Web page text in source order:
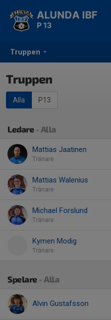
Truppen
ALUNDA IBF
P 13
Truppen
Alla P13
Ledare - Alla
Mattias Jaatinen
Tränare
Mattias Walenius
Tränare
Michael Forslund
Tränare
Kymen Modig
Tränare
Spelare - Alla
Alvin Gustafsson